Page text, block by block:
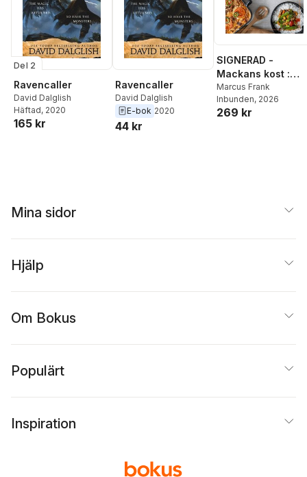
Del 2
Ravencaller
David Dalglish
Häftad, 2020
165 kr
Ravencaller
David Dalglish
E-bok 2020
44 kr
SIGNERAD -
Mackans kost :
Middagar och
matlådor
Marcus Frank
Inbunden, 2026
269 kr
Mina sidor
Hjälp
Om Bokus
Populärt
Inspiration